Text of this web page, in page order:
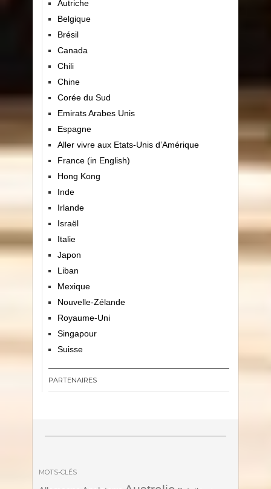
Autriche
Belgique
Brésil
Canada
Chili
Chine
Corée du Sud
Emirats Arabes Unis
Espagne
Aller vivre aux Etats-Unis d’Amérique
France (in English)
Hong Kong
Inde
Irlande
Israël
Italie
Japon
Liban
Mexique
Nouvelle-Zélande
Royaume-Uni
Singapour
Suisse
PARTENAIRES
MOTS-CLÉS